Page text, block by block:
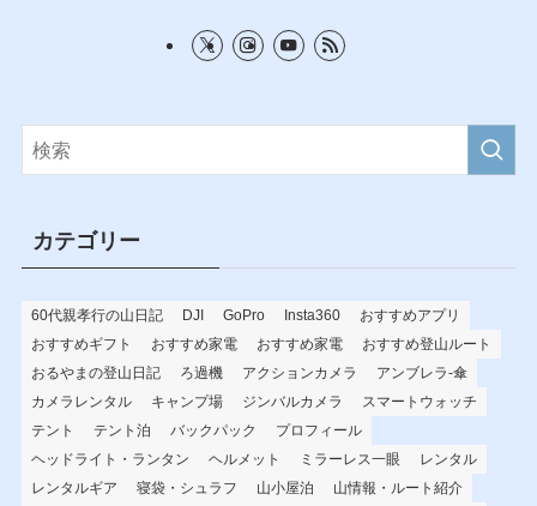
カテゴリー
60代親孝行の山日記 DJI GoPro Insta360
おすすめアプリ
おすすめギフト
おすすめ家電 おすすめ家電
おすすめ登山ルート
おるやまの登山日記
ろ過機 アクションカメラ
アンブレラ-傘
カメラレンタル
キャンプ場 ジンバルカメラ
スマートウォッチ
テント
テント泊 バックパック
プロフィール
ヘッドライト・ランタン
ヘルメット ミラーレス一眼
レンタル
レンタルギア
寝袋・シュラフ 山小屋泊
山情報・ルート紹介